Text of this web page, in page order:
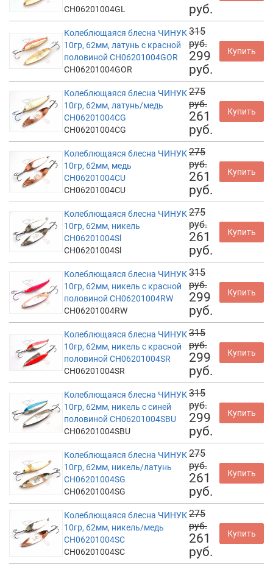
CH06201004GL
руб.
Колеблющаяся блесна ЧИНУК
10гр, 62мм, латунь с красной
половиной CH06201004GOR
CH06201004GOR
315
руб.
299
руб.
Купить
Колеблющаяся блесна ЧИНУК
10гр, 62мм, латунь/медь
CH06201004CG
CH06201004CG
275
руб.
261
руб.
Купить
Колеблющаяся блесна ЧИНУК
10гр, 62мм, медь
CH06201004CU
CH06201004CU
275
руб.
261
руб.
Купить
Колеблющаяся блесна ЧИНУК
10гр, 62мм, никель
CH06201004Sl
CH06201004Sl
275
руб.
261
руб.
Купить
Колеблющаяся блесна ЧИНУК
10гр, 62мм, никель с красной
половиной CH06201004RW
CH06201004RW
315
руб.
299
руб.
Купить
Колеблющаяся блесна ЧИНУК
10гр, 62мм, никель с красной
половиной CH06201004SR
CH06201004SR
315
руб.
299
руб.
Купить
Колеблющаяся блесна ЧИНУК
10гр, 62мм, никель с синей
половиной CH06201004SBU
CH06201004SBU
315
руб.
299
руб.
Купить
Колеблющаяся блесна ЧИНУК
10гр, 62мм, никель/латунь
CH06201004SG
CH06201004SG
275
руб.
261
руб.
Купить
Колеблющаяся блесна ЧИНУК
10гр, 62мм, никель/медь
CH06201004SC
CH06201004SC
275
руб.
261
руб.
Купить